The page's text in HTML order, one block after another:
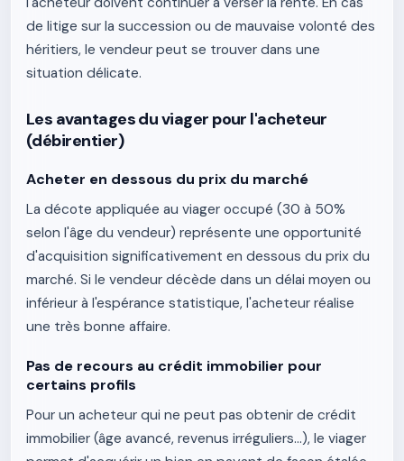
de litige sur la succession ou de mauvaise volonté des
héritiers, le vendeur peut se trouver dans une
situation délicate.
Les avantages du viager pour l'acheteur
(débirentier)
Acheter en dessous du prix du marché
La décote appliquée au viager occupé (30 à 50%
selon l'âge du vendeur) représente une opportunité
d'acquisition significativement en dessous du prix du
marché. Si le vendeur décède dans un délai moyen ou
inférieur à l'espérance statistique, l'acheteur réalise
une très bonne affaire.
Pas de recours au crédit immobilier pour
certains profils
Pour un acheteur qui ne peut pas obtenir de crédit
immobilier (âge avancé, revenus irréguliers...), le viager